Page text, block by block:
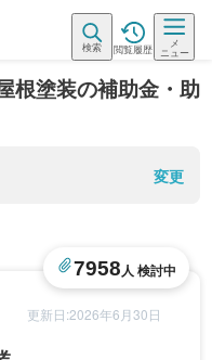
検索 閲覧履歴
メ
ニュー
根塗装の補助金・助
変更
更新日:2026年6月30日
7958人 検討中